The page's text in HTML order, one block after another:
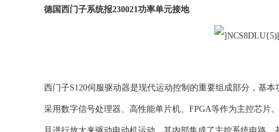
德国西门子系统报230021功率单元接地
西门子S120伺服驱动器是现代运动控制的重要组成部分，基
采用数字信号处理器、高性能单片机、FPGA等作为主控芯片